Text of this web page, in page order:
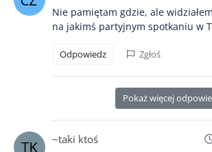
Nie pamiętam gdzie, ale
na jakimś partyjnym spotkaniu w
Odpowiedz Zgłoś
Pokaż więcej
~taki ktoś